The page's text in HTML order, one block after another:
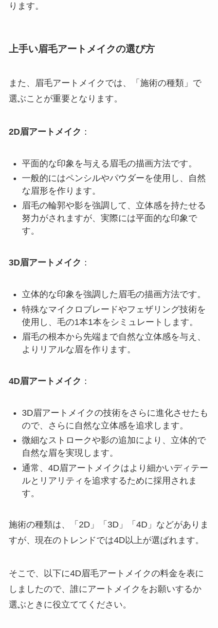
ります。
上手い眉毛アートメイクの選び方
また、眉毛アートメイクでは、「施術の種類」で
選ぶことが重要となります。
2D眉アートメイク ：
平面的な印象を与える眉毛の描画方法です。
一般的にはペンシルやパウダーを使用し、自然
な眉形を作ります。
眉毛の輪郭や影を強調して、立体感を持たせる
努力がされますが、実際には平面的な印象で
す。
3D眉アートメイク ：
立体的な印象を強調した眉毛の描画方法です。
特殊なマイクロブレードやフェザリング技術を
使用し、毛の1本1本をシミュレートします。
眉毛の根本から先端まで自然な立体感を与え、
よりリアルな眉を作ります。
4D眉アートメイク ：
3D眉アートメイクの技術をさらに進化させたも
ので、さらに自然な立体感を追求します。
微細なストロークや影の追加により、立体的で
自然な眉を実現します。
通常、4D眉アートメイクはより細かいディテー
ルとリアリティを追求するために採用されま
す。
施術の種類は、「2D」「3D」「4D」などがありま
すが、現在のトレンドでは4D以上が選ばれます。
そこで、以下に4D眉毛アートメイクの料金を表に
しましたので、誰にアートメイクをお願いするか
選ぶときに役立ててください。